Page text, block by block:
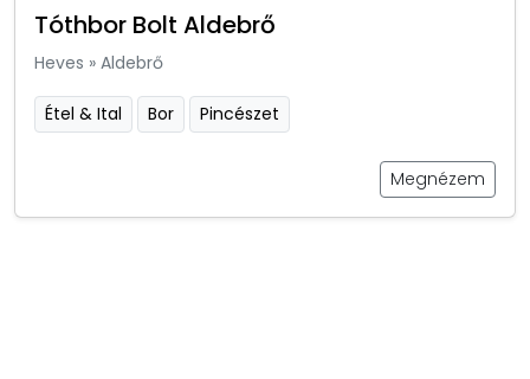
Tóthbor Bolt Aldebrő
Heves » Aldebrő
Étel & Ital Bor Pincészet
Megnézem